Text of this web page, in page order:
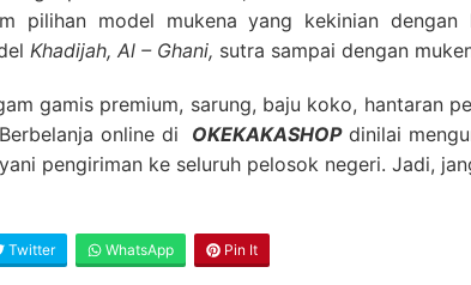
pilihan model mukena yang kekinian
Khadijah, Al – Ghani, sutra sampai dengan
gamis premium, sarung, baju koko, hantaran
online di OKEKAKASHOPdinilai
pengiriman ke seluruh pelosok negeri. Jadi,
Twitter WhatsApp Pin It